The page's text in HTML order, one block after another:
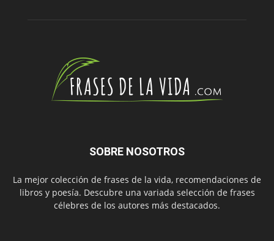
SOBRE NOSOTROS
La mejor colección de frases de la vida, recomendaciones de
libros y poesía. Descubre una variada selección de frases
célebres de los autores más destacados.